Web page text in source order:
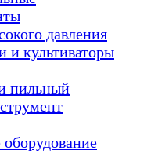
давления
и культиваторы
пильный